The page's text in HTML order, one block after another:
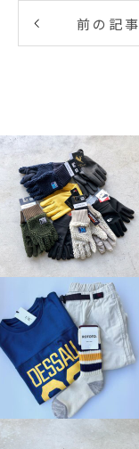
前の記事